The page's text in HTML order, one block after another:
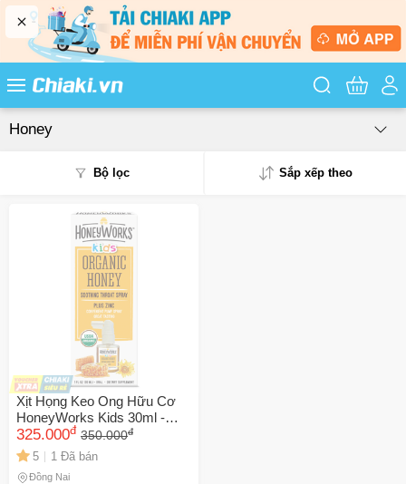
Tìm kiếm
Honey
Bộ lọc Sắp xếp theo
Xịt Họng Keo Ong Hữu Cơ
HoneyWorks Kids 30ml -
Giảm Ho, Đau Họng Cho Bé,
Tăng Cường Sức Đề Kháng,
Nguyên Liệu Tự Nhiên USAD
325.000đ 350.000đ
5 1 Đã bán
Đồng Nai